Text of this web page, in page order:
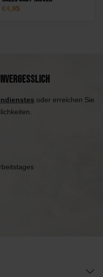
4,95
oder erreichen Sie